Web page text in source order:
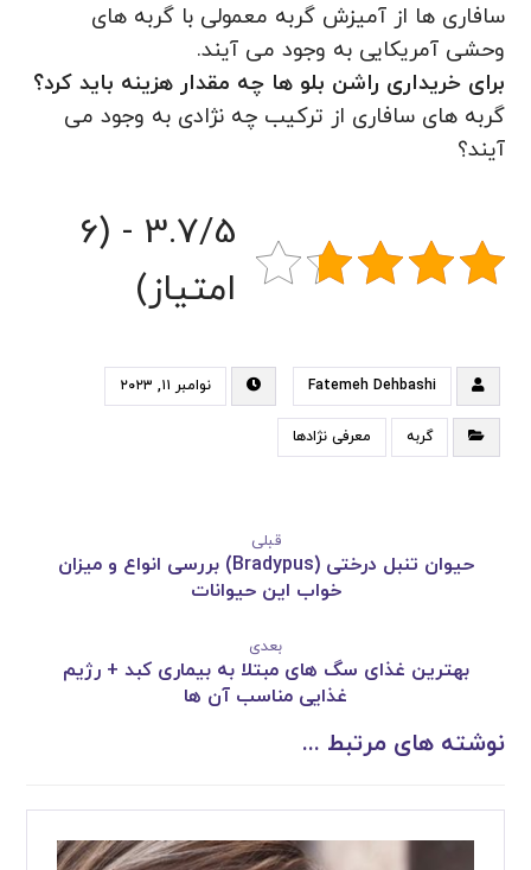
سافاری ها از آمیزش گربه معمولی با گربه های
وحشی آمریکایی به وجود می آیند.
برای خریداری راشن بلو ها چه مقدار هزینه باید کرد؟
گربه های سافاری از ترکیب چه نژادی به وجود می
آیند؟
3.7/5 - (6
امتیاز)
Fatemeh Dehbashi نوامبر ۱۱, ۲۰۲۳
گربه معرفی نژادها
قبلی
حیوان تنبل درختی (Bradypus) بررسی انواع و میزان
خواب این حیوانات
بعدی
بهترین غذای سگ های مبتلا به بیماری کبد + رژیم
غذایی مناسب آن ها
نوشته های مرتبط ...